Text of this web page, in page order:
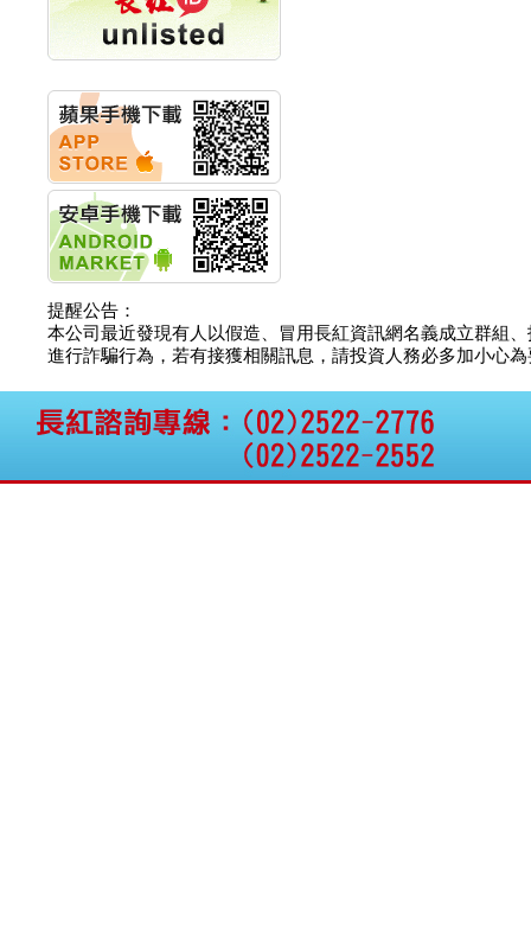
能系統 獲國內首張CNS
認證
聯博投信:聯博00404A
華旭先進:代重要子公司
碩通散熱股份有限公司
公告董事會通過發言人
及代理發
華旭先進:代重要子公司
碩通散熱股份有限公司
公告董事會決議發行員
工認股權
華旭先進:代重要子公司
碩通散熱股份有限公司
公告董事會追認113年
向關係
碩通散熱股份有限公司
公告向關係人取得使用
權資產
仁新醫藥:代重要子公司
BeliteBio,Inc公告受邀參
提醒公告：
本公司最近發現有人以假造、冒用長紅資訊網名義成立群組
進行詐騙行為，若有接獲相關訊息，請投資人務必多加小心